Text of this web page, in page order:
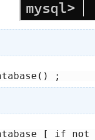
[ if not